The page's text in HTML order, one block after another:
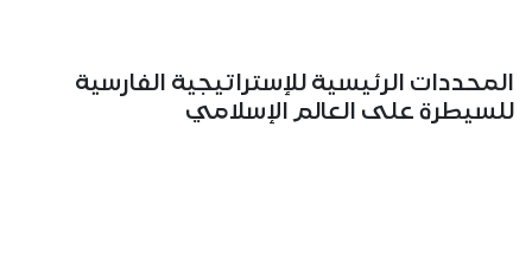
المحددات الرئيسية للإستراتيجية الفارسية
للسيطرة على العالم الإسلامي